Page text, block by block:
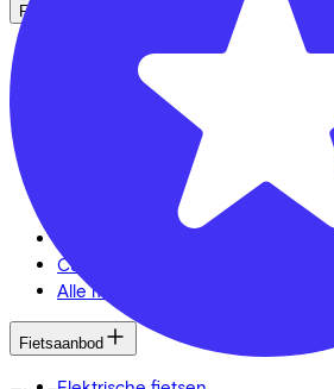
Fietsmerken
Cannondale
Cube
Alle merken
Fietsaanbod